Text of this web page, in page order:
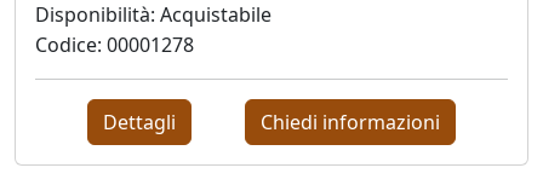
Germano
Disponibilità: Acquistabile
Codice: 00001278
Dettagli Chiedi informazioni